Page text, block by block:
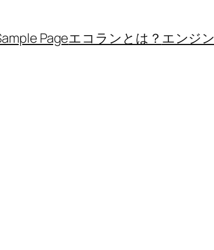
Pageエコランとは？ エンジン